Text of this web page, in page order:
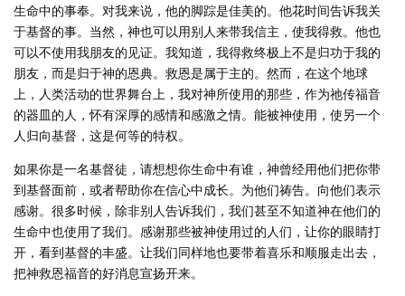
生命中的事奉。对我来说，他的脚踪是佳美的。他花时间告诉我关
于基督的事。当然，神也可以用别人来带我信主，使我得救。他也
可以不使用我朋友的见证。我知道，我得救终极上不是归功于我的
朋友，而是归于神的恩典。救恩是属于主的。然而，在这个地球
上，人类活动的世界舞台上，我对神所使用的那些，作为祂传福音
的器皿的人，怀有深厚的感情和感激之情。能被神使用，使另一个
人归向基督，这是何等的特权。
如果你是一名基督徒，请想想你生命中有谁，神曾经用他们把你带
到基督面前，或者帮助你在信心中成长。为他们祷告。向他们表示
感谢。很多时候，除非别人告诉我们，我们甚至不知道神在他们的
生命中也使用了我们。感谢那些被神使用过的人们，让你的眼睛打
开，看到基督的丰盛。让我们同样地也要带着喜乐和顺服走出去，
把神救恩福音的好消息宣扬开来。